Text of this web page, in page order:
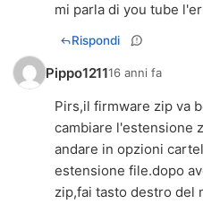
mi parla di you tube
Rispondi
Pippo121116 anni fa
Pirs,il firmware zip va
cambiare l'estensione
andare in opzioni
estensione file.dopo
zip,fai tasto destro del